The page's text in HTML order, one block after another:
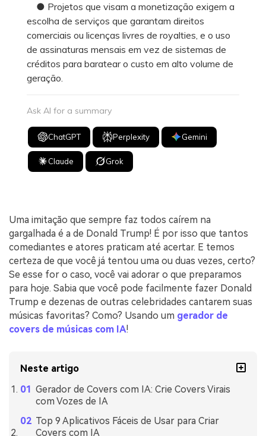
● Projetos que visam a monetização exigem a
escolha de serviços que garantam direitos
comerciais ou licenças livres de royalties, e o uso
de assinaturas mensais em vez de sistemas de
créditos para baratear o custo em alto volume de
geração.
Ask AI for a summary
ChatGPT Perplexity Gemini
Claude Grok
Uma imitação que sempre faz todos caírem na
gargalhada é a de Donald Trump! É por isso que tantos
comediantes e atores praticam até acertar. E temos
certeza de que você já tentou uma ou duas vezes, certo?
Se esse for o caso, você vai adorar o que preparamos
para hoje. Sabia que você pode facilmente fazer Donald
Trump e dezenas de outras celebridades cantarem suas
músicas favoritas? Como? Usando um gerador de
covers de músicas com IA!
Neste artigo
Gerador de Covers com IA: Crie Covers Virais
com Vozes de IA
Top 9 Aplicativos Fáceis de Usar para Criar
Covers com IA